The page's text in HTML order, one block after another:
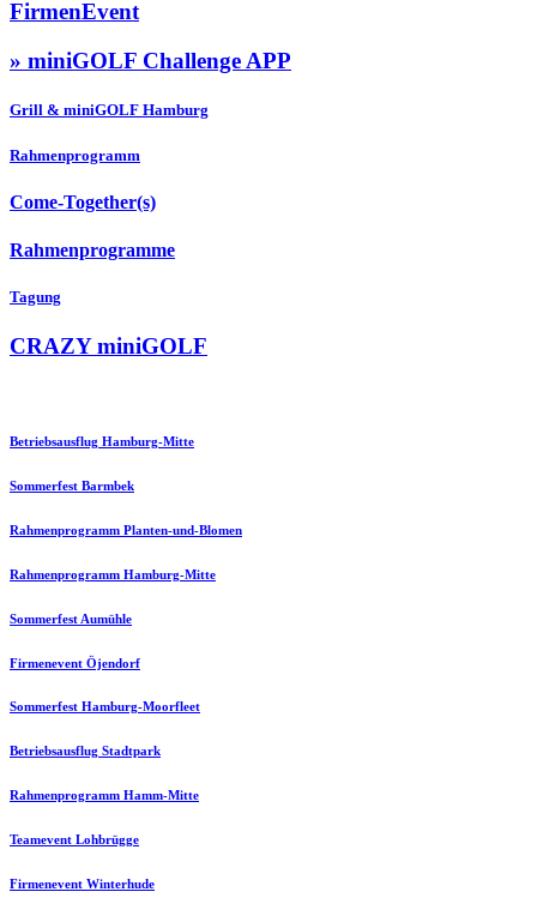
FirmenEvent
» miniGOLF Challenge APP
Grill & miniGOLF Hamburg
Rahmenprogramm
Come-Together(s)
Rahmenprogramme
Tagung
CRAZY miniGOLF
Betriebsausflug Hamburg-Mitte
Sommerfest Barmbek
Rahmenprogramm Planten-und-Blomen
Rahmenprogramm Hamburg-Mitte
Sommerfest Aumühle
Firmenevent Öjendorf
Sommerfest Hamburg-Moorfleet
Betriebsausflug Stadtpark
Rahmenprogramm Hamm-Mitte
Teamevent Lohbrügge
Firmenevent Winterhude